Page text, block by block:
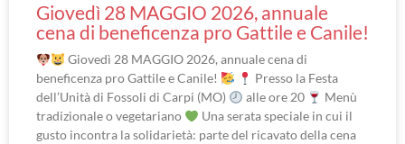
Giovedì 28 MAGGIO 2026, annuale
cena di beneficenza pro Gattile e Canile!
Giovedì 28 MAGGIO 2026, annuale cena di
beneficenza pro Gattile e Canile!
Presso la Festa
dell’Unità di Fossoli di Carpi (MO)
alle ore 20
Menù
tradizionale o vegetariano
Una serata speciale in cui il
gusto incontra la solidarietà: parte del ricavato della cena